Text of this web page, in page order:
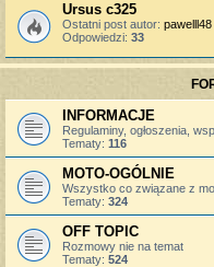
Ursus c325
Ostatni post autor: pawelll48
Odpowiedzi: 33
INFORMACJE
Regulaminy, ogłoszenia,
Tematy: 116
MOTO-OGÓLNIE
Wszystko co związane z
Tematy: 324
OFF TOPIC
Rozmowy nie na temat
Tematy: 524